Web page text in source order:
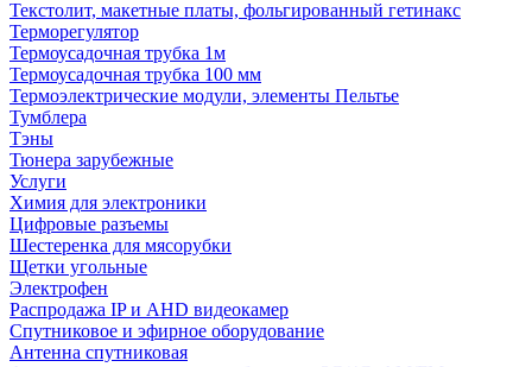
Текстолит, макетные платы, фольгированный гетинакс
Терморегулятор
Термоусадочная трубка 1м
Термоусадочная трубка 100 мм
Термоэлектрические модули, элементы Пельтье
Тумблера
Тэны
Тюнера зарубежные
Услуги
Химия для электроники
Цифровые разъемы
Шестеренка для мясорубки
Щетки угольные
Электрофен
Распродажа IP и AHD видеокамер
Спутниковое и эфирное оборудование
Антенна спутниковая